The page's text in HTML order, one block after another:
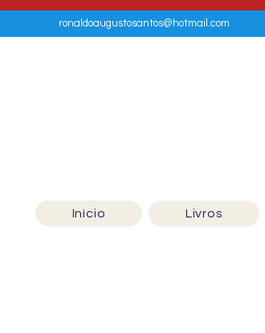
ronaldoaugustosantos@hotmail.com
Início Livros